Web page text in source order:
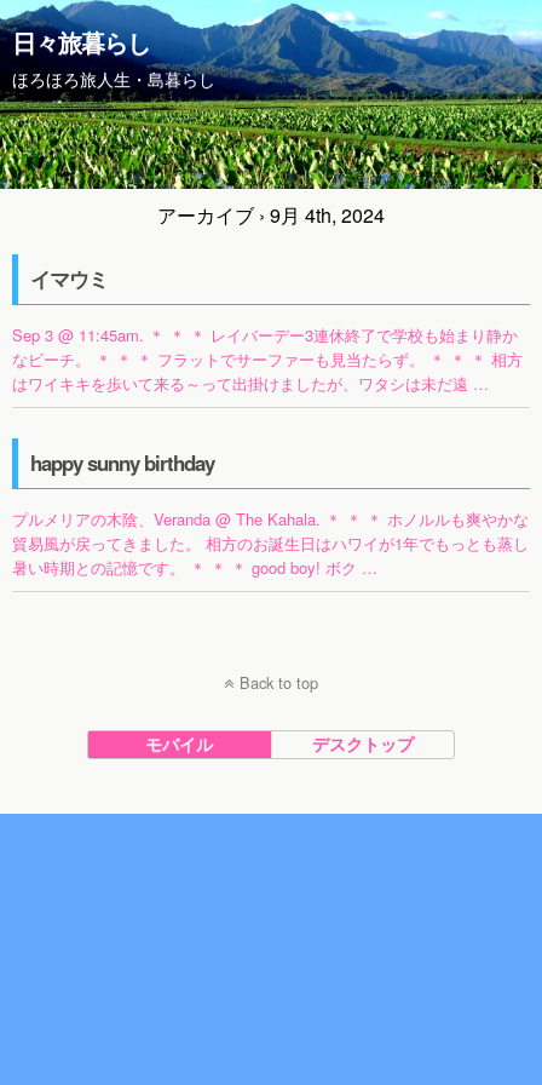
日々旅暮らし
ほろほろ旅人生・島暮らし
アーカイブ › 9月 4th, 2024
イマウミ
Sep 3 @ 11:45am. ＊ ＊ ＊ レイバーデー3連休終了で学校も始まり静か
なビーチ。 ＊ ＊ ＊ フラットでサーファーも見当たらず。 ＊ ＊ ＊ 相方
はワイキキを歩いて来る～って出掛けましたが、ワタシは未だ遠 …
happy sunny birthday
プルメリアの木陰、Veranda @ The Kahala. ＊ ＊ ＊ ホノルルも爽やかな
貿易風が戻ってきました。 相方のお誕生日はハワイが1年でもっとも蒸し
暑い時期との記憶です。 ＊ ＊ ＊ good boy! ボク …
Back to top
モバイル デスクトップ